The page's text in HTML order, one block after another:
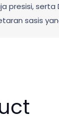
presisi,
sasis